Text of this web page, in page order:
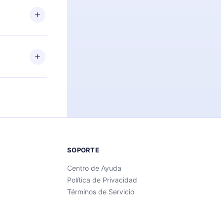
leer o
iOS,
momento
SOPORTE
Centro de Ayuda
Política de Privacidad
Términos de Servicio